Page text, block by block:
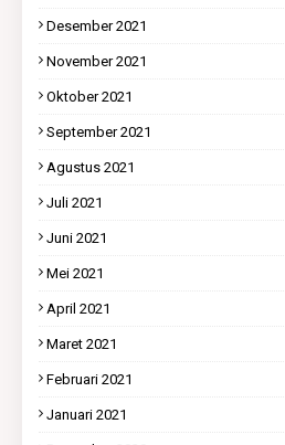
Desember 2021
November 2021
Oktober 2021
September 2021
Agustus 2021
Juli 2021
Juni 2021
Mei 2021
April 2021
Maret 2021
Februari 2021
Januari 2021